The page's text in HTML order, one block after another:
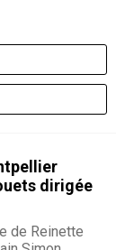
dirigée
de Reinette